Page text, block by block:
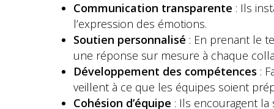
Communication transparente : Ils
l’expression des émotions.
Soutien personnalisé : En prenant le
une réponse sur mesure à chaque
Développement des compétences :
veillent à ce que les équipes soient
Cohésion d’équipe : Ils encouragent la